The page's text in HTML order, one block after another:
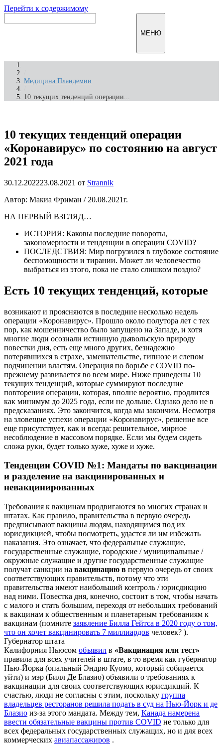
Перейти к содержимому
МЕНЮ
Медицина Пландемии
10 текущих тенденций операции...
10 текущих тенденций операции
«Коронавирус» по состоянию на август
2021 года
30.12.202223.08.2021 от Strannik
Автор: Макиа Фриман / 20.08.2021г.
НА ПЕРВЫЙ ВЗГЛЯД…
ИСТОРИЯ: Каковы последние повороты,
закономерности и тенденции в операции COVID?
ПОСЛЕДСТВИЯ: Мир погрузился в глубокое состояние
беспомощности и тирании. Может ли человечество
выбраться из этого, пока не стало слишком поздно?
Есть 10 текущих тенденций, которые
возникают и проясняются в последние несколько недель
операции «Коронавирус». Прошло около полутора лет с тех
пор, как мошенничество было запущено на Западе, и хотя
многие люди осознали истинную дьявольскую природу
повестки дня, есть еще много других, безнадежно
потерявшихся в страхе, замешательстве, гипнозе и слепом
подчинении властям. Операция по борьбе с COVID по-
прежнему развивается во всем мире. Ниже приведены 10
текущих тенденций, которые суммируют последние
повторения операции, которая, вполне вероятно, продлится
как минимум до 2025 года, если не дольше. Однако дело не в
предсказаниях. Это закончится, когда мы закончим. Несмотря
на зловещие успехи операции «Коронавирус», решение все
еще присутствует, как и всегда: решительное, мирное
несоблюдение в массовом порядке. Если мы будем сидеть
сложа руки, будет только хуже, хуже и хуже.
Тенденции COVID №1: Мандаты по вакцинации
и разделение на вакцинированных и
невакцинированных
Требования к вакцинам продвигаются во многих странах и
штатах. Как правило, правительства в первую очередь
предписывают вакцины людям, находящимся под их
юрисдикцией, чтобы посмотреть, удастся ли им избежать
наказания. Это означает, что федеральные служащие,
государственные служащие, городские / муниципальные /
окружные служащие и другие государственные служащие
получат санкции на вакцинацию в первую очередь от своих
соответствующих правительств, потому что эти
правительства имеют наибольший контроль / юрисдикцию
над ними. Повестка дня, конечно, состоит в том, чтобы начать
с малого и стать большим, переходя от небольших требований
к вакцинам к общественным и планетарным требованиям к
вакцинам (помните заявление Билла Гейтса в 2020 году о том,
что он хочет вакцинировать 7 миллиардов человек? ).
Губернатор штата
Калифорния Ньюсом объявил в «Вакцинация или тест»
правила для всех учителей в штате, в то время как губернатор
Нью-Йорка (опальный Эндрю Куомо, который собирается
уйти) и мэр (Билл Де Блазио) объявили о требованиях к
вакцинации для своих соответствующих юрисдикций. К
счастью, люди не согласны с этим, поскольку группа
владельцев ресторанов решила подать в суд на Нью-Йорк и де
Блазио из-за этого мандата. Между тем, Канада намерена
ввести обязательные вакцины против COVID не только для
всех федеральных государственных служащих, но и для всех
коммерческих авиапассажиров .